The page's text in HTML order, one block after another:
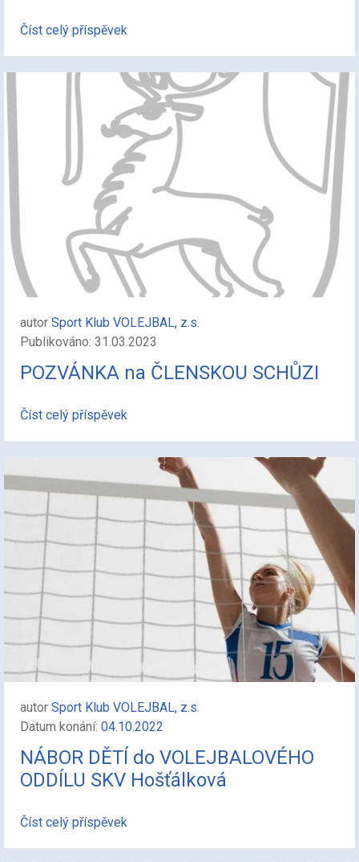
Číst celý příspěvek
autor Sport Klub VOLEJBAL, z.s.
Publikováno: 31.03.2023
POZVÁNKA na ČLENSKOU SCHŮZI
Číst celý příspěvek
autor Sport Klub VOLEJBAL, z.s.
Datum konání: 04.10.2022
NÁBOR DĚTÍ do VOLEJBALOVÉHO
ODDÍLU SKV Hošťálková
Číst celý příspěvek